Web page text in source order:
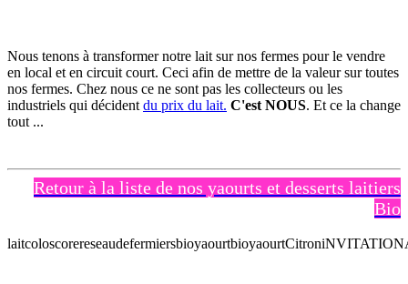
Nous tenons à transformer notre lait sur nos fermes pour le vendre
en local et en circuit court. Ceci afin de mettre de la valeur sur toutes
nos fermes. Chez nous ce ne sont pas les collecteurs ou les
industriels qui décident du prix du lait. C'est NOUS. Et ce la change
tout ...
Retour à la liste de nos yaourts et desserts laitiers
Bio
laitcoloscorereseaudefermiersbioyaourtbioyaourtCitron